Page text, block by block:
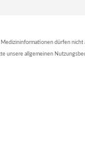
dürfen nicht
unsere allgemeinen